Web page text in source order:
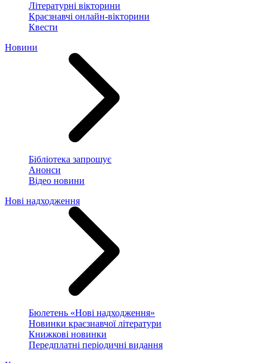
Літературні вікторини
Краєзнавчі онлайн-вікторини
Квести
Новини
Бібліотека запрошує
Анонси
Відео новини
Нові надходження
Бюлетень «Нові надходження»
Новинки краєзнавчої літератури
Книжкові новинки
Передплатні періодичні видання